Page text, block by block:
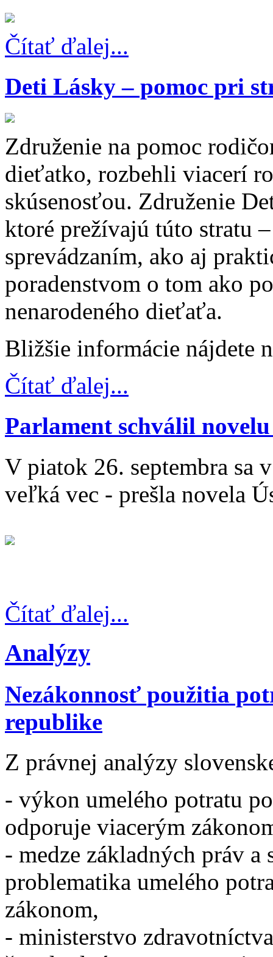
Čítať ďalej...
Deti Lásky – pomoc pri
Združenie na pomoc
dieťatko, rozbehli viacerí
skúsenosťou. Združenie
ktoré prežívajú túto stratu
sprevádzaním, ako aj
poradenstvom o tom ako
nenarodeného dieťaťa.
Bližšie informácie nájdete
Čítať ďalej...
Parlament schválil
V piatok 26. septembra sa
veľká vec - prešla novela
Čítať ďalej...
Analýzy
Nezákonnosť použitia
republike
Z právnej analýzy
- výkon umelého potratu
odporuje viacerým
- medze základných práv a
problematika umelého
zákonom,
- ministerstvo